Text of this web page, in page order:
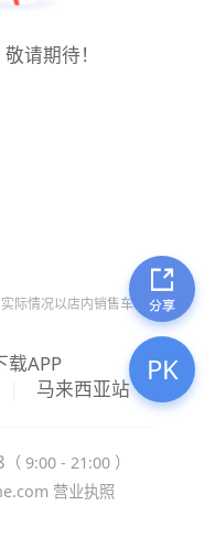
请期待！
际情况以店内销售车辆为准。
载APP
马来西亚站
（ 9:00 - 21:00 ）
营业执照
PK